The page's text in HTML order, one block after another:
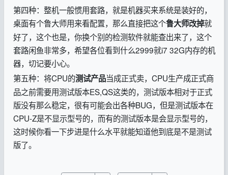
第四种：整机一般惯用套路，就是机器买来系统是装好的，
桌面有个鲁大师用来看配置，那么直接把这个鲁大师改掉就
好了，这个也是，你换个别的检测软件就能查出来了，这个
套路闲鱼非常多，希望各位看到什么2999就i7 32G内存的机
器，切记要小心。
第五种：将CPU的测试产品当成正式卖，CPU生产成正式商
品之前需要用测试版本ES,QS这类的，测试版本相对于正式
版没有那么稳定，很有可能会出各种BUG，但是测试版本在
CPU-Z是不显示型号的，而有的测试版本是会显示型号的，
这时候你看一下步进是什么水平就能知道他到底是不是测试
版了。